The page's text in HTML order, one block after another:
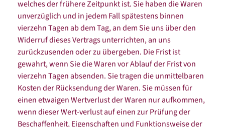
welches der frühere Zeitpunkt ist. Sie haben die Waren
unverzüglich und in jedem Fall spätestens binnen
vierzehn Tagen ab dem Tag, an dem Sie uns über den
Widerruf dieses Vertrags unterrichten, an uns
zurückzusenden oder zu übergeben. Die Frist ist
gewahrt, wenn Sie die Waren vor Ablauf der Frist von
vierzehn Tagen absenden. Sie tragen die unmittelbaren
Kosten der Rücksendung der Waren. Sie müssen für
einen etwaigen Wertverlust der Waren nur aufkommen,
wenn dieser Wert-verlust auf einen zur Prüfung der
Beschaffenheit, Eigenschaften und Funktionsweise der